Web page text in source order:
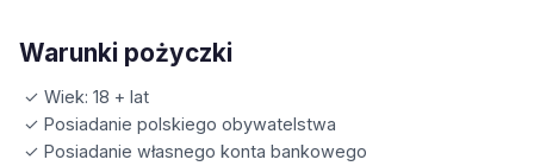
Warunki pożyczki
✓ Wiek: 18 + lat
✓ Posiadanie polskiego obywatelstwa
✓ Posiadanie własnego konta bankowego